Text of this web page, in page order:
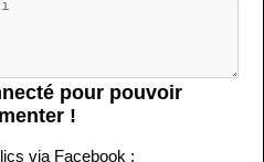
pour pouvoir
!
via Facebook :